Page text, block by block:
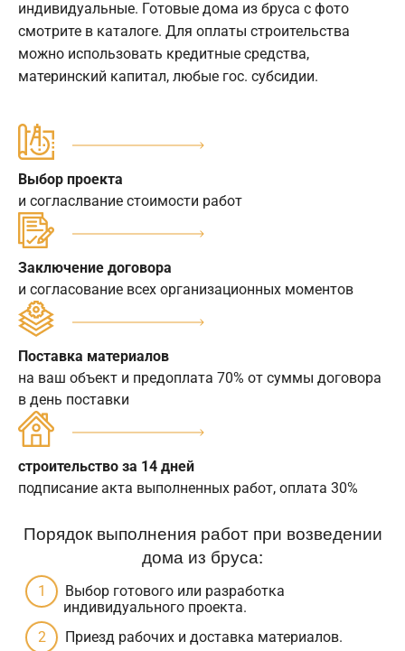
индивидуальные. Готовые дома из бруса с фото
смотрите в каталоге. Для оплаты строительства
можно использовать кредитные средства,
материнский капитал, любые гос. субсидии.
Выбор проекта
и согласлвание стоимости работ
Заключение договора
и согласование всех организационных моментов
Поставка материалов
на ваш объект и предоплата 70% от суммы договора
в день поставки
строительство за 14 дней
подписание акта выполненных работ, оплата 30%
Порядок выполнения работ при возведении
дома из бруса:
Выбор готового или разработка
индивидуального проекта.
Приезд рабочих и доставка материалов.